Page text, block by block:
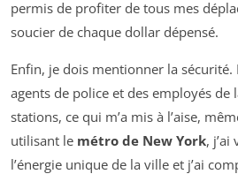
permis de profiter de tous mes
soucier de chaque dollar dépensé.
Enfin, je dois mentionner la
agents de police et des employés de
stations, ce qui m’a mis à l’aise,
utilisant le métro de New York,
l’énergie unique de la ville et j’ai